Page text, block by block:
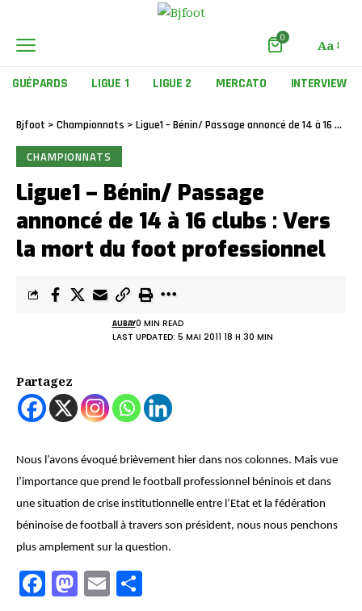
0 Aa
GUÉPARDS LIGUE 1 LIGUE 2 MERCATO INTERVIEW
Bjfoot > Championnats > Ligue1 – Bénin/ Passage annoncé de 14 à 16 clubs : Vers la mort du foot professionnel
CHAMPIONNATS
Ligue1 – Bénin/ Passage
annoncé de 14 à 16 clubs : Vers
la mort du foot professionnel
LAST UPDATED: 5 MAI 2011 18 H 30 MIN
AUBAY0 MIN READ
Partagez
Nous l’avons évoqué brièvement hier dans nos colonnes. Mais vue
l’importance que prend le football professionnel béninois et dans
une situation de crise institutionnelle entre l’Etat et la fédération
béninoise de football à travers son président, nous nous penchons
plus amplement sur la question.
Facebook
Mastodon
Email